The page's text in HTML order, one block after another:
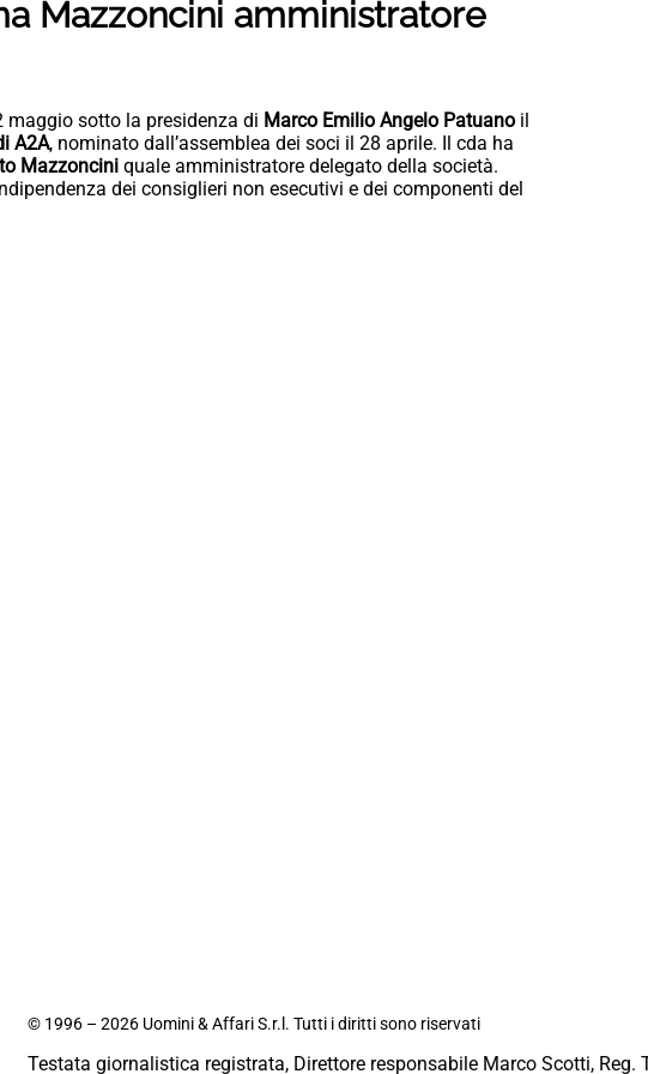
Mazzoncini amministratore
sotto la presidenza di Marco Emilio Angelo Patuano il
A2A, nominato dall’assemblea dei soci il 28 aprile. Il cda ha
Mazzoncini quale amministratore delegato della società.
dei consiglieri non esecutivi e dei componenti del
© 1996 – 2026 Uomini & Affari S.r.l. Tutti i diritti sono riservati
Testata giornalistica registrata, Direttore responsabile Marco Scotti, Reg.